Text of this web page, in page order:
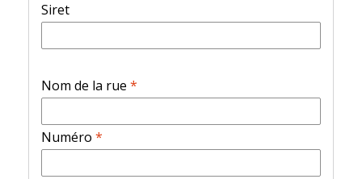
Siret
Nom de la rue *
Numéro *